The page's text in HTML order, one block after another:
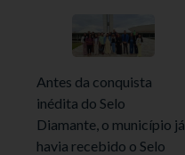
Antes da conquista
inédita do Selo
Diamante, o município já
havia recebido o Selo